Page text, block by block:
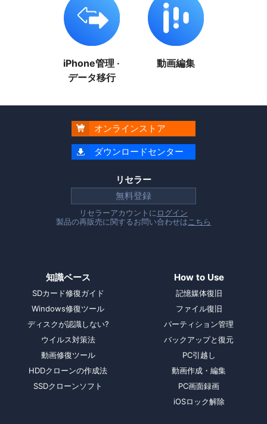
iPhone管理 ·
データ移行
動画編集
 オンラインストア
 ダウンロードセンター
リセラー
無料登録
リセラーアカウントに ログイン
製品の再販売に関するお問い合わせは こちら
知識ベース
SDカード修復ガイド
Windows修復ツール
ディスクが認識しない?
ウイルス対策法
動画修復ツール
HDDクローンの作成法
SSDクローンソフト
How to Use
記憶媒体復旧
ファイル復旧
パーティション管理
バックアップと復元
PC引越し
動画作成・編集
PC画面録画
iOSロック解除